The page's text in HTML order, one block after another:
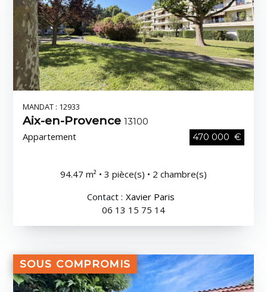
MANDAT : 12933
Aix-en-Provence13100
Appartement 470 000 €
94.47 m² • 3 pièce(s) • 2 chambre(s)
Contact : Xavier Paris
06 13 15 75 14
SOUS COMPROMIS